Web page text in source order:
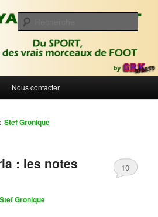
Sport
de foot | Gronique's Sports Blog
Nous contacter
:Stef Gronique
: les notes
Stef Gronique
10